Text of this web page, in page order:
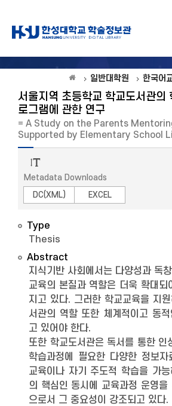
일반대학원 한국어
서울지역 초등학교 학교도서관의
로그램에 관한 연구
= A Study on the Parents
Supported by Elementary School
Metadata Downloads
DC(XML)
EXCEL
Type
Thesis
Abstract
지식기반 사회에서는 다양성과 독
교육의 본질과 역할은 더욱 확대되
지고 있다. 그러한 학교교육을 지
서관의 역할 또한 체계적이고 동
고 있어야 한다.
또한 학교도서관은 독서를 통한 인
학습과정에 필요한 다양한 정보
교육이나 자기 주도적 학습을 가
의 핵심인 동시에 교육과정 운영을
으로서 그 중요성이 강조되고 있다.